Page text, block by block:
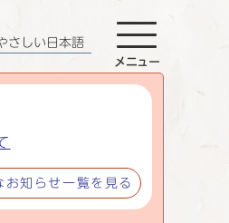
お知らせ一覧を見る
さしい日本語
メニュー